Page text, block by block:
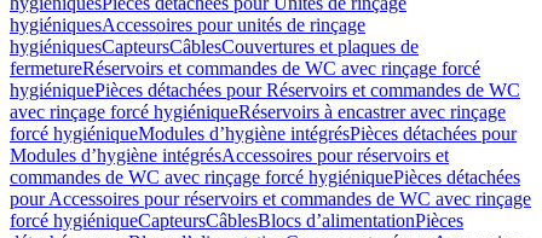
hygiéniquesAccessoires pour unités de rinçage
hygiéniquesCapteursCâblesCouvertures et plaques de
fermetureRéservoirs et commandes de WC avec rinçage forcé
hygiéniquePièces détachées pour Réservoirs et commandes de WC
avec rinçage forcé hygiéniqueRéservoirs à encastrer avec rinçage
forcé hygiéniqueModules d’hygiène intégrésPièces détachées pour
Modules d’hygiène intégrésAccessoires pour réservoirs et
commandes de WC avec rinçage forcé hygiéniquePièces détachées
pour Accessoires pour réservoirs et commandes de WC avec rinçage
forcé hygiéniqueCapteursCâblesBlocs d’alimentationPièces